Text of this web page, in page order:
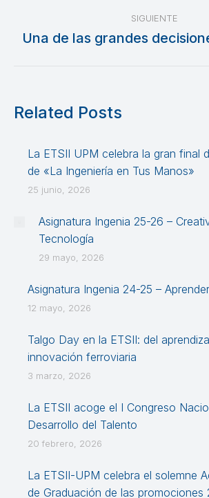
SIGUIENTE
Una de las grandes
Related Posts
La ETSII UPM celebra la gran final
de «La Ingeniería en Tus Manos»
25 junio, 2026
Asignatura Ingenia 25-26 –
Tecnología
29 mayo, 2026
Asignatura Ingenia 24-25 –
12 mayo, 2026
Talgo Day en la ETSII: del
innovación ferroviaria
3 marzo, 2026
La ETSII acoge el I Congreso
Desarrollo del Talento
20 febrero, 2026
La ETSII-UPM celebra el solemne
de Graduación de las promociones